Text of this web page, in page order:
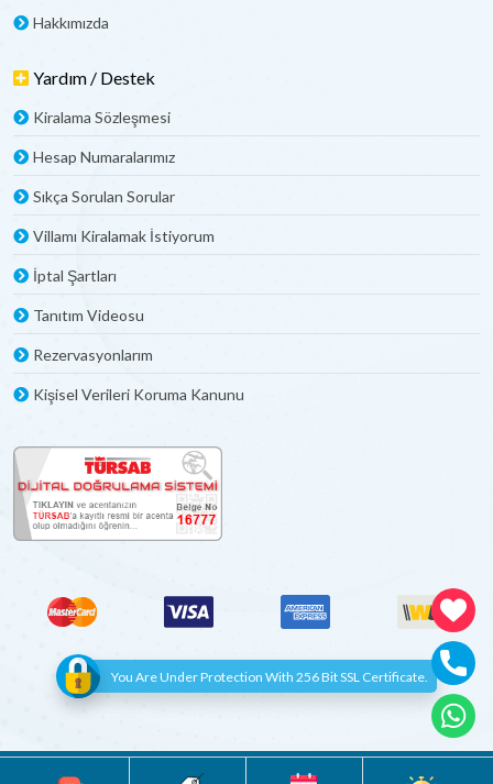
Hakkımızda
Yardım / Destek
Kiralama Sözleşmesi
Hesap Numaralarımız
Sıkça Sorulan Sorular
Villamı Kiralamak İstiyorum
İptal Şartları
Tanıtım Videosu
Rezervasyonlarım
Kişisel Verileri Koruma Kanunu
You Are Under Protection With 256 Bit SSL Certificate.
© Copyright 2012 - 2022 | All Rights Reserved